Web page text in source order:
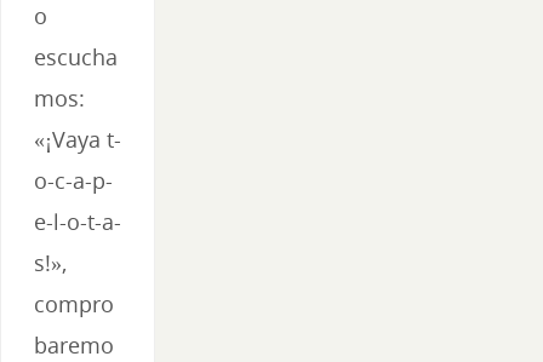
o
escucha
mos:
«¡Vaya t-
o-c-a-p-
e-l-o-t-a-
s!»,
compro
baremo